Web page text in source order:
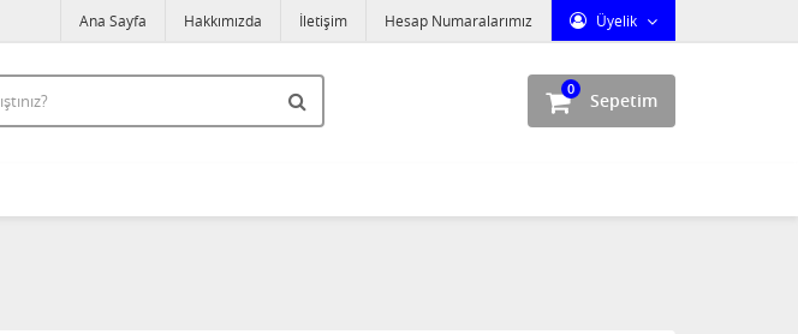
Üyelik
Ana Sayfa Hakkımızda İletişim Hesap Numaralarımız
Sepetim
0